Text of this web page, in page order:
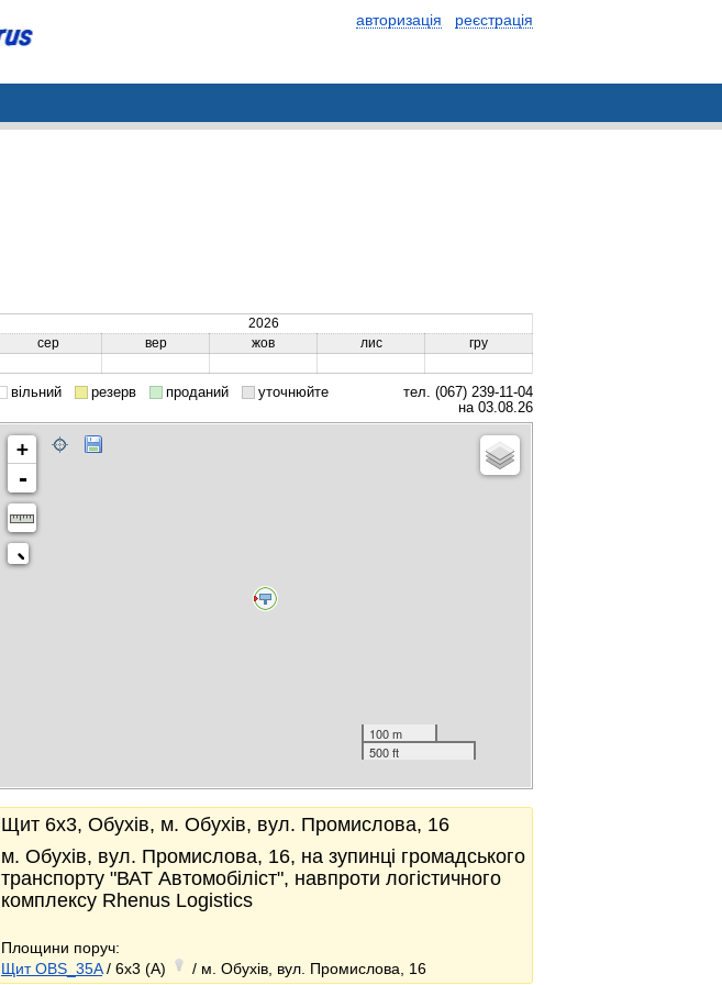
авторизація реєстрація
2026
сер
вер жов лис гру
вільний резерв проданий уточнюйте
тел. (067) 239-11-04
на 03.08.26
+
-
100 m
500 ft
Щит 6x3, Обухів, м. Обухів, вул. Промислова, 16
м. Обухів, вул. Промислова, 16, на зупинці громадського
транспорту "ВАТ Автомобіліст", навпроти логістичного
комплексу Rhenus Logistics
Площини поруч:
Щит OBS_35A/ 6x3 (A) / м. Обухів, вул. Промислова, 16